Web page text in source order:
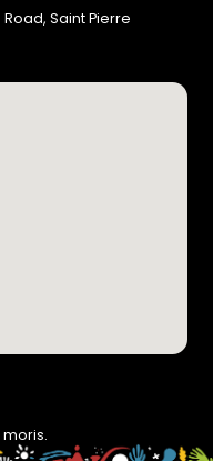
Saint Pierre